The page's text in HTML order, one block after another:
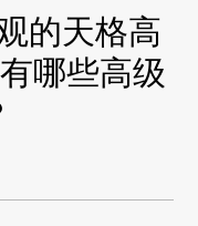
的天格高
哪些高级